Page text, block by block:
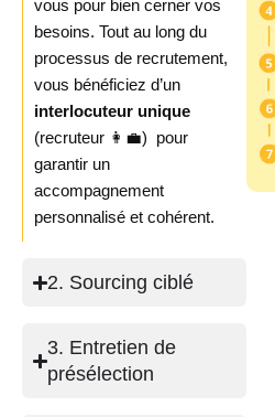
vous pour bien cerner vos
besoins. Tout au long du
processus de recrutement,
vous bénéficiez d’un
interlocuteur unique
(recruteur 👩‍💼) pour
garantir un
accompagnement
personnalisé et cohérent.
2. Sourcing ciblé
3. Entretien de
présélection